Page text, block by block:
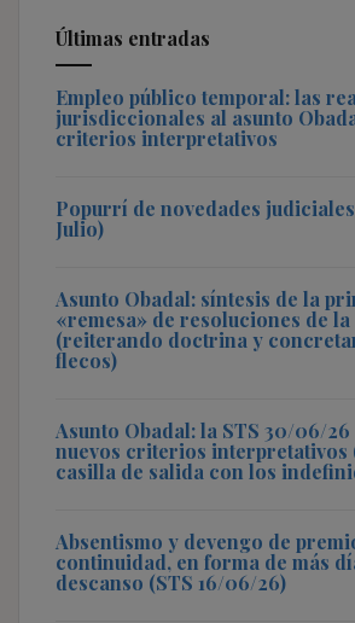
Últimas entradas
Empleo público temporal: las
jurisdiccionales al asunto
criterios interpretativos
Popurrí de novedades judiciales
Julio)
Asunto Obadal: síntesis de la
«remesa» de resoluciones de la
(reiterando doctrina y
flecos)
Asunto Obadal: la STS 30/06/
nuevos criterios interpretativos
casilla de salida con los
Absentismo y devengo de
continuidad, en forma de más
descanso (STS 16/06/26)